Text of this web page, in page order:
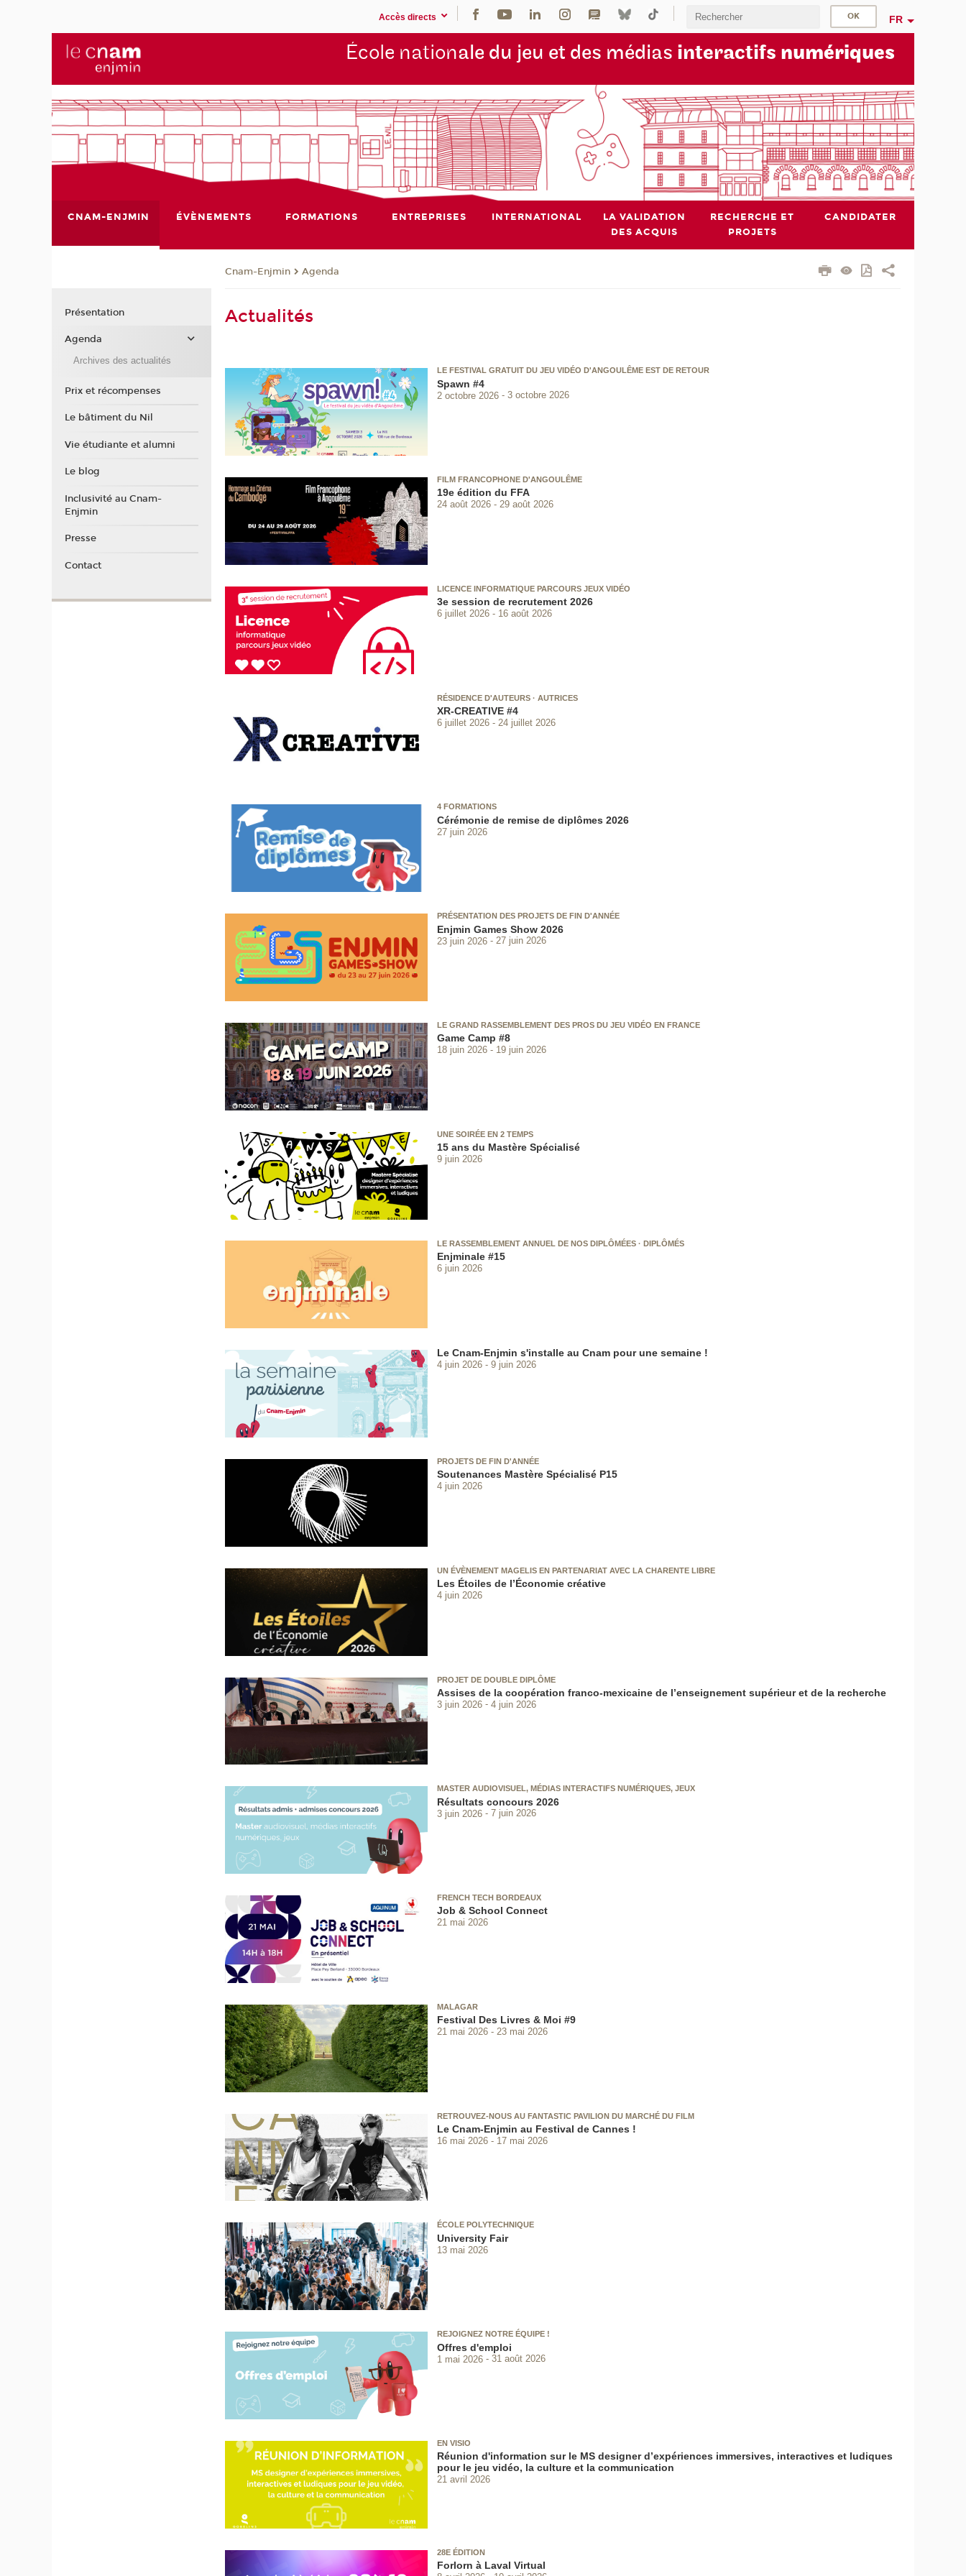
Accès directs FR
École nationale du jeu et des médias interactifs numériques
CNAM-ENJMIN ÉVÈNEMENTS FORMATIONS ENTREPRISES INTERNATIONAL
LA VALIDATION
DES ACQUIS
RECHERCHE ET
PROJETS
CANDIDATER
Cnam-Enjmin Agenda
Actualités
LE FESTIVAL GRATUIT DU JEU VIDÉO D'ANGOULÊME EST DE RETOUR
Spawn #4
2 octobre 2026 3 octobre 2026
FILM FRANCOPHONE D'ANGOULÊME
19e édition du FFA
24 août 2026 29 août 2026
LICENCE INFORMATIQUE PARCOURS JEUX VIDÉO
3e session de recrutement 2026
6 juillet 2026 16 août 2026
RÉSIDENCE D'AUTEURS · AUTRICES
XR-CREATIVE #4
6 juillet 2026 24 juillet 2026
4 FORMATIONS
Cérémonie de remise de diplômes 2026
27 juin 2026
PRÉSENTATION DES PROJETS DE FIN D'ANNÉE
Enjmin Games Show 2026
23 juin 2026 27 juin 2026
LE GRAND RASSEMBLEMENT DES PROS DU JEU VIDÉO EN FRANCE
Game Camp #8
18 juin 2026 19 juin 2026
UNE SOIRÉE EN 2 TEMPS
15 ans du Mastère Spécialisé
9 juin 2026
LE RASSEMBLEMENT ANNUEL DE NOS DIPLÔMÉES · DIPLÔMÉS
Enjminale #15
6 juin 2026
Le Cnam-Enjmin s'installe au Cnam pour une semaine !
4 juin 2026 9 juin 2026
PROJETS DE FIN D'ANNÉE
Soutenances Mastère Spécialisé P15
4 juin 2026
UN ÉVÈNEMENT MAGELIS EN PARTENARIAT AVEC LA CHARENTE LIBRE
Les Étoiles de l’Économie créative
4 juin 2026
PROJET DE DOUBLE DIPLÔME
Assises de la coopération franco-mexicaine de l’enseignement supérieur et de la recherche
3 juin 2026 4 juin 2026
MASTER AUDIOVISUEL, MÉDIAS INTERACTIFS NUMÉRIQUES, JEUX
Résultats concours 2026
3 juin 2026 7 juin 2026
FRENCH TECH BORDEAUX
Job & School Connect
21 mai 2026
MALAGAR
Festival Des Livres & Moi #9
21 mai 2026 23 mai 2026
RETROUVEZ-NOUS AU FANTASTIC PAVILION DU MARCHÉ DU FILM
Le Cnam-Enjmin au Festival de Cannes !
16 mai 2026 17 mai 2026
ÉCOLE POLYTECHNIQUE
University Fair
13 mai 2026
REJOIGNEZ NOTRE ÉQUIPE !
Offres d'emploi
1 mai 2026 31 août 2026
EN VISIO
Réunion d'information sur le MS designer d’expériences immersives, interactives et ludiques
pour le jeu vidéo, la culture et la communication
21 avril 2026
28E ÉDITION
Forlorn à Laval Virtual
Présentation
Agenda
Archives des actualités
Prix et récompenses
Le bâtiment du Nil
Vie étudiante et alumni
Le blog
Inclusivité au Cnam-
Enjmin
Presse
Contact